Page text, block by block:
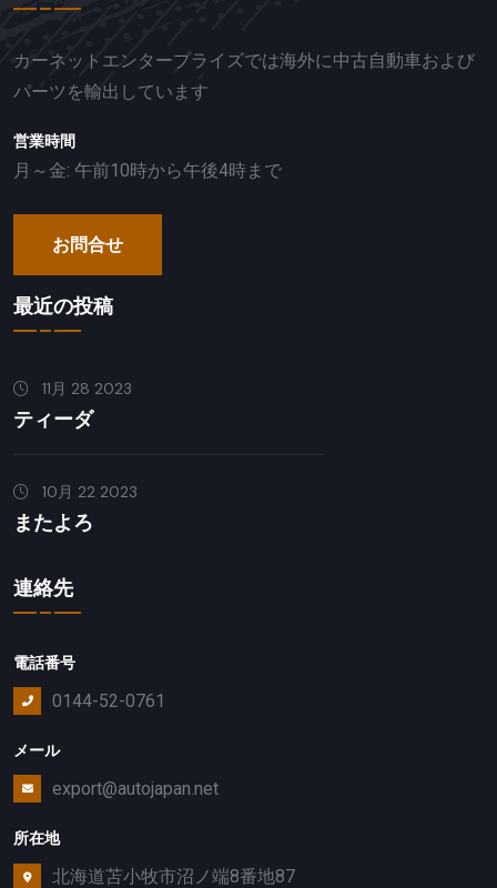
カーネットエンタープライズでは海外に中古自動車および
パーツを輸出しています
営業時間
月～金: 午前10時から午後4時まで
お問合せ
最近の投稿
11月 28 2023
ティーダ
10月 22 2023
またよろ
連絡先
電話番号
0144-52-0761
メール
export@autojapan.net
所在地
北海道苫小牧市沼ノ端8番地87